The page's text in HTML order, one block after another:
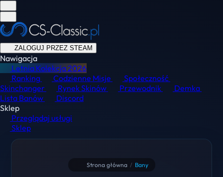
ZALOGUJ PRZEZ STEAM
Nawigacja
Letnia Kolekcja2026
Ranking
Codzienne Misje
Społeczność
Skinchanger
Rynek Skinów Przewodnik
Demka
Lista Banów
Discord
Sklep
Przeglądaj usługi
Sklep
Strona główna / Bany